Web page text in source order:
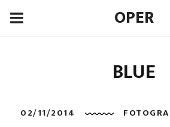
OPER
BLUE
02/11/2014